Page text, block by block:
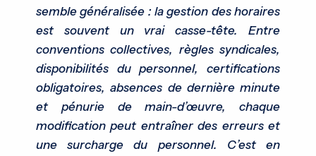
semble généralisée : la gestion des horaires
est souvent un vrai casse-tête. Entre
conventions collectives, règles syndicales,
disponibilités du personnel, certifications
obligatoires, absences de dernière minute
et pénurie de main-d’œuvre, chaque
modification peut entraîner des erreurs et
une surcharge du personnel. C’est en